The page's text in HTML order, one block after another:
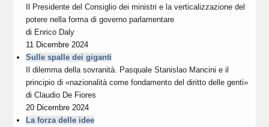
Il Presidente del Consiglio dei ministri e la verticalizzazione del
potere nella forma di governo parlamentare
di Enrico Daly
11 Dicembre 2024
Sulle spalle dei giganti
Il dilemma della sovranità. Pasquale Stanislao Mancini e il
principio di «nazionalità come fondamento del diritto delle genti»
diClaudio De Fiores
20 Dicembre 2024
La forza delle idee